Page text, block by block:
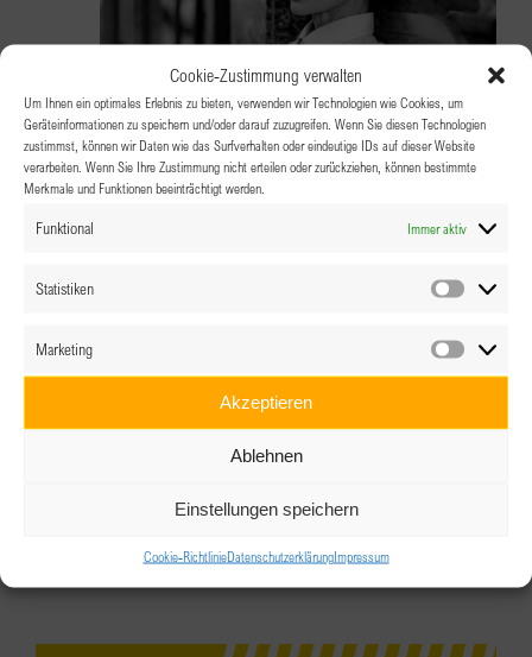
Cookie-Zustimmung verwalten
Um Ihnen ein optimales Erlebnis zu bieten, verwenden wir Technologien wie Cookies, um
Geräteinformationen zu speichern und/oder darauf zuzugreifen. Wenn Sie diesen Technologien
zustimmst, können wir Daten wie das Surfverhalten oder eindeutige IDs auf dieser Website
verarbeiten. Wenn Sie Ihre Zustimmung nicht erteilen oder zurückziehen, können bestimmte
Merkmale und Funktionen beeinträchtigt werden.
Funktional Immer aktiv
Statistiken
Marketing
Akzeptieren
Ablehnen
Einstellungen speichern
Cookie-RichtlinieDatenschutzerklärungImpressum
BPW Spittal – Offener Clubabend:
12.11.2025 @ 18:00-23:00
Hauptplatz 13, Spittal an der Drau